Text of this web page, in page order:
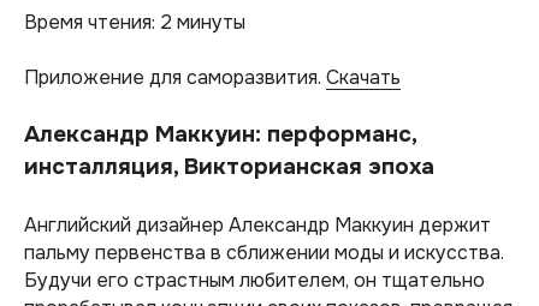
Время чтения: 2 минуты
Приложение для саморазвития. Скачать
Александр Маккуин: перформанс,
инсталляция, Викторианская эпоха
Английский дизайнер Александр Маккуин держит
пальму первенства в сближении моды и искусства.
Будучи его страстным любителем, он тщательно